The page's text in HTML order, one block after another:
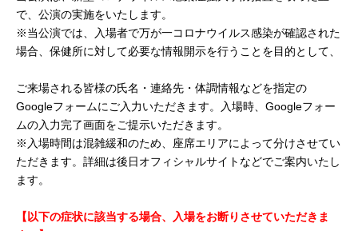
で、公演の実施をいたします。
※当公演では、入場者で万が一コロナウイルス感染が確認された
場合、保健所に対して必要な情報開示を行うことを目的として、
ご来場される皆様の氏名・連絡先・体調情報などを指定の
Googleフォームにご入力いただきます。入場時、Googleフォー
ムの入力完了画面をご提示いただきます。
※入場時間は混雑緩和のため、座席エリアによって分けさせてい
ただきます。詳細は後日オフィシャルサイトなどでご案内いたし
ます。
【以下の症状に該当する場合、入場をお断りさせていただきま